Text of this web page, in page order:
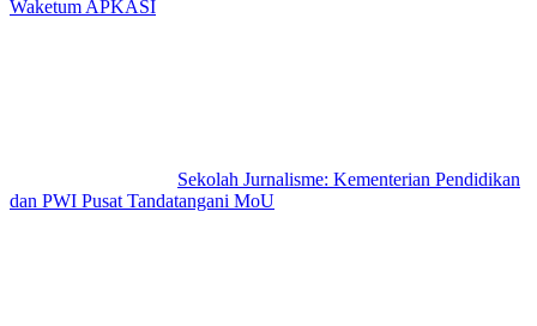
Waketum APKASI
Sekolah Jurnalisme: Kementerian Pendidikan
dan PWI Pusat Tandatangani MoU